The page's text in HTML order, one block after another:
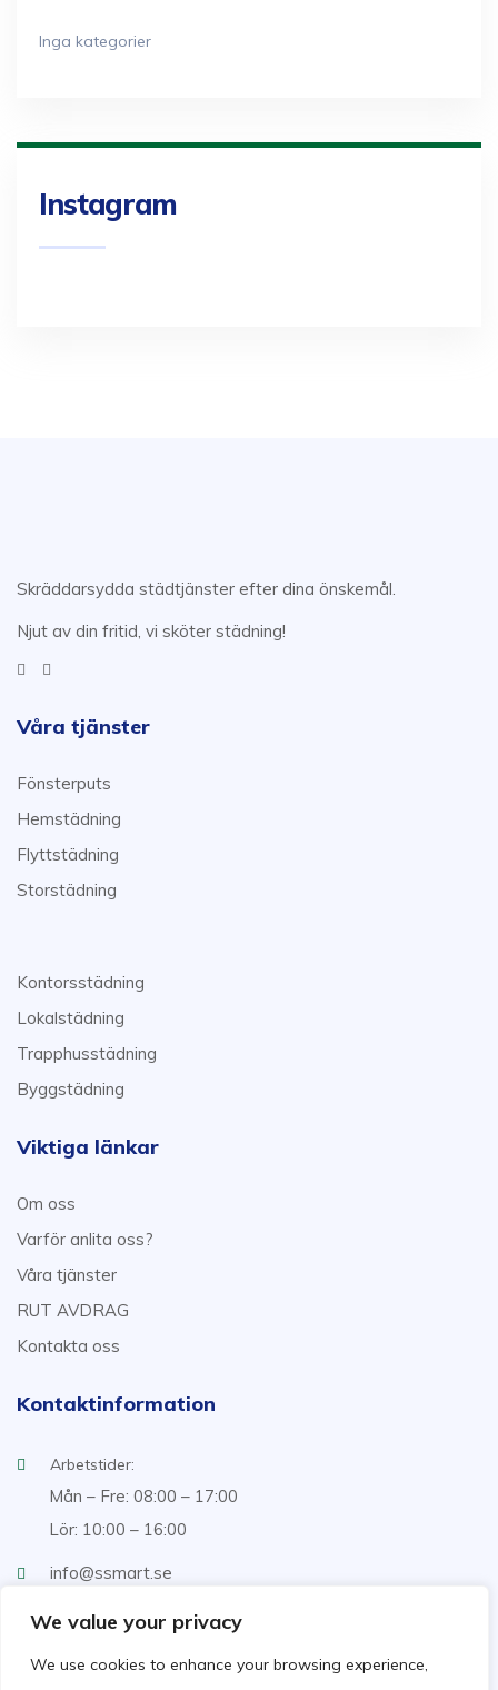
We value your privacy
We use cookies to enhance your browsing experience,
Inga kategorier
Instagram
Skräddarsydda städtjänster efter dina önskemål.
Njut av din fritid, vi sköter städning!
Våra tjänster
Fönsterputs
Hemstädning
Flyttstädning
Storstädning
Kontorsstädning
Lokalstädning
Trapphusstädning
Byggstädning
Viktiga länkar
Om oss
Varför anlita oss?
Våra tjänster
RUT AVDRAG
Kontakta oss
Kontaktinformation
Arbetstider:
Mån – Fre: 08:00 – 17:00
Lör: 10:00 – 16:00
info@ssmart.se
+46707322222